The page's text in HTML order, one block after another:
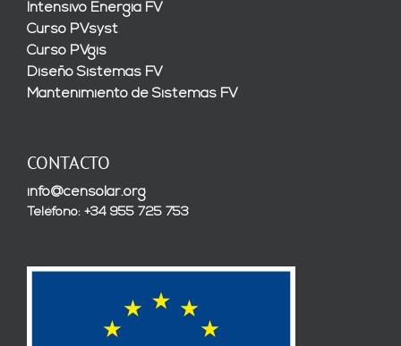
Intensivo Energía FV
Curso PVsyst
Curso PVgis
Diseño Sistemas FV
Mantenimiento de Sistemas FV
CONTACTO
info@censolar.org
Teléfono: +34 955 725 753